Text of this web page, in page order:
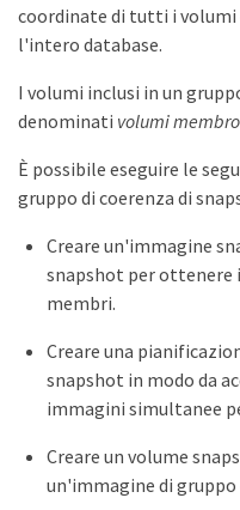
coordinate di tutti i
l'intero database.
I volumi inclusi in un
denominati volumi membro
È possibile eseguire le
gruppo di coerenza di
Creare un'immagine
snapshot per ottenere
membri.
Creare una
snapshot in modo da
immagini simultanee
Creare un volume
un'immagine di